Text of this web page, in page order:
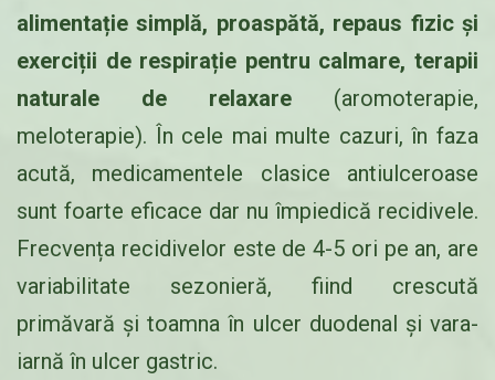
alimentațiesimplă, proaspătă, repaus fizic și
exerciții de respirație pentru calmare, terapii
naturale de relaxare (aromoterapie,
meloterapie). În cele mai multe cazuri, în faza
acută, medicamentele clasice antiulceroase
sunt foarte eficace dar nu împiedică recidivele.
Frecvența recidivelor este de 4-5 ori pe an, are
variabilitate sezonieră, fiind crescută
primăvară și toamna în ulcer duodenal și vara-
iarnă în ulcer gastric.